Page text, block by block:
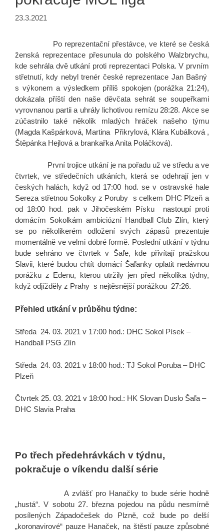
23.3.2021
Po reprezentační přestávce, ve které se česká
ženská reprezentace přesunula do polského Walzbrychu,
kde sehrála dvě utkání proti reprezentaci Polska. V prvním
střetnutí, kdy nebyl trenér české reprezentace Jan Bašný
s výkonem a výsledkem příliš spokojen (porážka 21:24),
dokázala příští den naše děvčata sehrát se soupeřkami
vyrovnanou partii a uhrály lichotivou remízu 28:28. Akce se
zúčastnilo také několik mladých hráček našeho týmu
(Magda Kašpárková, Martina Přikrylová, Klára Kubálková ,
Štěpánka Hejlová a brankařka Anita Poláčková).
První trojice utkání je na pořadu už ve středu a ve
čtvrtek, ve středečních utkáních, která se odehrají jen v
českých halách, když od 17:00 hod. se v ostravské hale
Sereza střetnou Sokolky z Poruby s celkem DHC Plzeň a
od 18:00 hod. pak v Jihočeském Písku nastoupí proti
domácím Sokolkám ambiciózní Handball Club Zlín, který
se po několikerém odložení svých zápasů prezentuje
momentálně ve velmi dobré formě. Poslední utkání v týdnu
bude sehráno ve čtvrtek v Šaľe, kde přivítají pražskou
Slavii, které budou chtít domácí Šaľanky oplatit nedávnou
porážku z Edenu, kterou utržily jen před několika týdny,
když odjížděly z Prahy s nejtěsnější porážkou 27:26.
Přehled utkání v průběhu týdne:
Středa 24. 03. 2021 v 17:00 hod.: DHC Sokol Písek –
Handball PSG Zlín
Středa 24. 03. 2021 v 18:00 hod.: TJ Sokol Poruba – DHC
Plzeň
Čtvrtek 25. 03. 2021 v 18:00 hod.: HK Slovan Duslo Šaľa –
DHC Slavia Praha
Po třech předehrávkách v týdnu,
pokračuje o víkendu další série
A zvlášť pro Hanačky to bude série hodně
„hustá“. V sobotu 27. března pojedou na půdu nesmírně
posílených Západočešek do Plzně, což bude po delší
„koronavirové“ pauze Hanaček, na štěstí pauze způsobné